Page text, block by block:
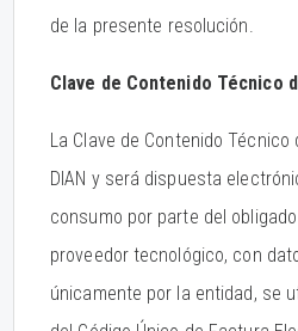
de la presente resolución.
Clave de Contenido Técnico
La Clave de Contenido
DIAN y será dispuesta
consumo por parte del
proveedor tecnológico, con
únicamente por la entidad, se